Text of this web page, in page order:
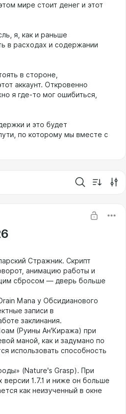
мире стоит денег и этот
я, как и раньше
в расходах и содержании
в стороне,
аккаунт. Откровенно
я где-то мог ошибиться,
и это будет
по которому мы вместе с
Стражник. Скрипт
анимацию работы и
сбросом — дверь больше
Mana у Обсидианового
записи в
заклинания.
(Руины Ан'Киража) при
маной, как и задумано по
использовать способность
(Nature's Grasp). При
версии 1.7.1 и ниже он больше
как неизученный в окне